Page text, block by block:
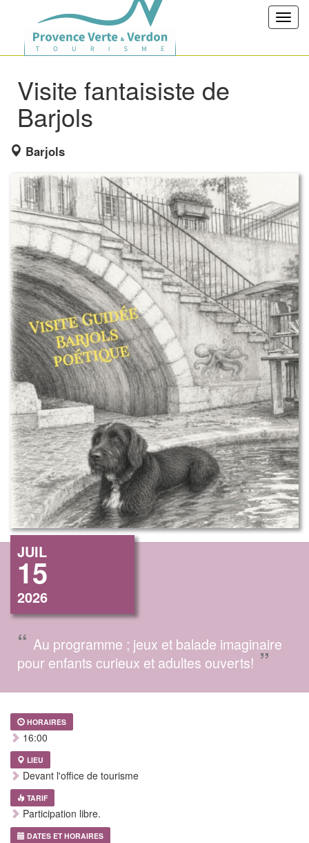
Visite fantaisiste de
Barjols
Barjols
JUIL
15
2026
“ Au programme ; jeux et balade imaginaire
pour enfants curieux et adultes ouverts! ”
HORAIRES
16:00
LIEU
Devant l'office de tourisme
TARIF
Participation libre.
DATES ET HORAIRES